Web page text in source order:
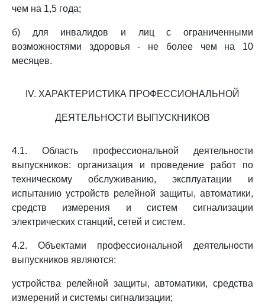
чем на 1,5 года;
б) для инвалидов и лиц с ограниченными
возможностями здоровья - не более чем на 10
месяцев.
IV. ХАРАКТЕРИСТИКА ПРОФЕССИОНАЛЬНОЙ
ДЕЯТЕЛЬНОСТИ ВЫПУСКНИКОВ
4.1. Область профессиональной деятельности
выпускников: организация и проведение работ по
техническому обслуживанию, эксплуатации и
испытанию устройств релейной защиты, автоматики,
средств измерения и систем сигнализации
электрических станций, сетей и систем.
4.2. Объектами профессиональной деятельности
выпускников являются:
устройства релейной защиты, автоматики, средства
измерений и системы сигнализации;